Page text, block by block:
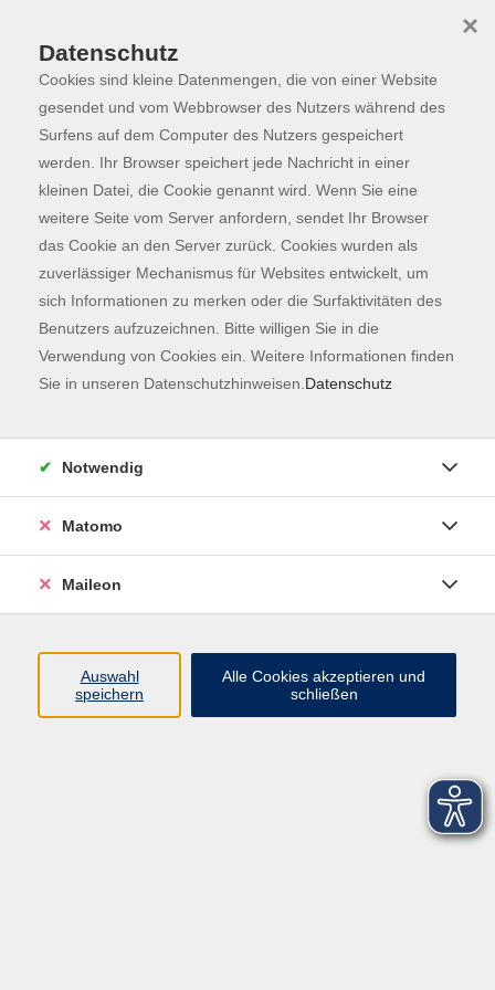
Skip to main content
Programm
Der Kurs konnte nicht gefunden werden.
Kontaktformular
Impressum
AGB
Datenschutzerklärung
Datenschutz
Cookies sind kleine Datenmengen, die von einer Website
gesendet und vom Webbrowser des Nutzers während des
Surfens auf dem Computer des Nutzers gespeichert
werden. Ihr Browser speichert jede Nachricht in einer
kleinen Datei, die Cookie genannt wird. Wenn Sie eine
weitere Seite vom Server anfordern, sendet Ihr Browser
das Cookie an den Server zurück. Cookies wurden als
zuverlässiger Mechanismus für Websites entwickelt, um
sich Informationen zu merken oder die Surfaktivitäten des
Benutzers aufzuzeichnen. Bitte willigen Sie in die
Verwendung von Cookies ein. Weitere Informationen finden
Sie in unseren Datenschutzhinweisen. Datenschutz
×
Notwendig
Matomo
Maileon
Auswahl
speichern
Alle Cookies akzeptieren und
schließen